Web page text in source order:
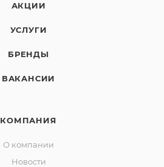
АКЦИИ
УСЛУГИ
БРЕНДЫ
ВАКАНСИИ
КОМПАНИЯ
О компании
Новости